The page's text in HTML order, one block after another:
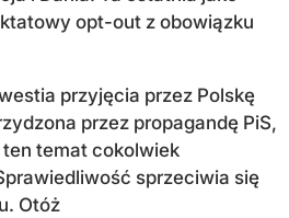
opt-out z obowiązku
przyjęcia przez Polskę
przez propagandę PiS,
temat cokolwiek
sprzeciwia się
Otóż